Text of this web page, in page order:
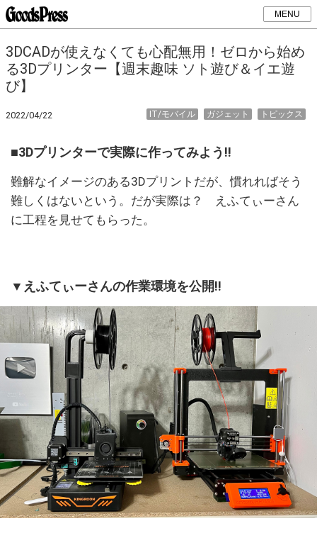
MENU
3DCADが使えなくても心配無用！ゼロから始め
る3Dプリンター【週末趣味 ソト遊び＆イエ遊
び】
2022/04/22 トピックス
ガジェット
IT/モバイル
■3Dプリンターで実際に作ってみよう!!
難解なイメージのある3Dプリントだが、慣れればそう
難しくはないという。だが実際は？ えふてぃーさん
に工程を見せてもらった。
▼えふてぃーさんの作業環境を公開!!